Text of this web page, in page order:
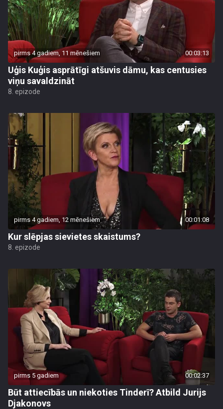
pirms 4 gadiem, 11 mēnešiem 00:03:13
Uģis Kuģis asprātīgi atšuvis dāmu, kas centusies
viņu savaldzināt
8. epizode
pirms 4 gadiem, 12 mēnešiem 00:01:08
Kur slēpjas sievietes skaistums?
8. epizode
pirms 5 gadiem 00:02:37
Būt attiecībās un niekoties Tinderī? Atbild Jurijs
Djakonovs